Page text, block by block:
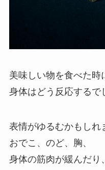
美味しい物を食べた時
身体はどう反応するで
表情がゆるむかもしれ
おでこ、のど、胸、
身体の筋肉が緩んだり、